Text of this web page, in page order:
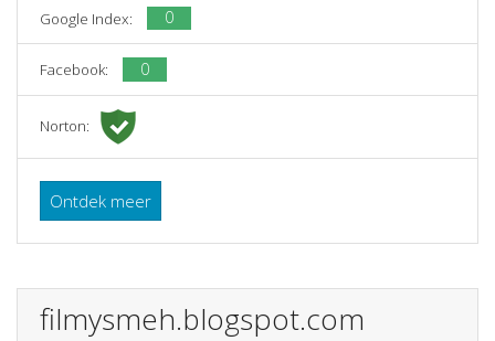
Google Index: 0
Facebook: 0
Norton:
Ontdek meer
filmysmeh.blogspot.com